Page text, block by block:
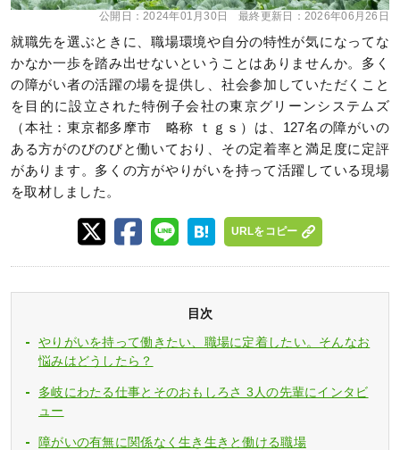
公開日：2024年01月30日 最終更新日： 2026年06月26日
就職先を選ぶときに、職場環境や自分の特性が気になってな
かなか一歩を踏み出せないということはありませんか。多く
の障がい者の活躍の場を提供し、社会参加していただくこと
を目的に設立された特例子会社の東京グリーンシステムズ
（本社：東京都多摩市 略称 ｔｇｓ）は、127名の障がいの
ある方がのびのびと働いており、その定着率と満足度に定評
があります。多くの方がやりがいを持って活躍している現場
を取材しました。
URLをコピー
目次
やりがいを持って働きたい、職場に定着したい。そんなお
悩みはどうしたら？
多岐にわたる仕事とそのおもしろさ 3人の先輩にインタビ
ュー
障がいの有無に関係なく生き生きと働ける職場